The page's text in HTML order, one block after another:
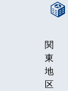
関
東
地
区